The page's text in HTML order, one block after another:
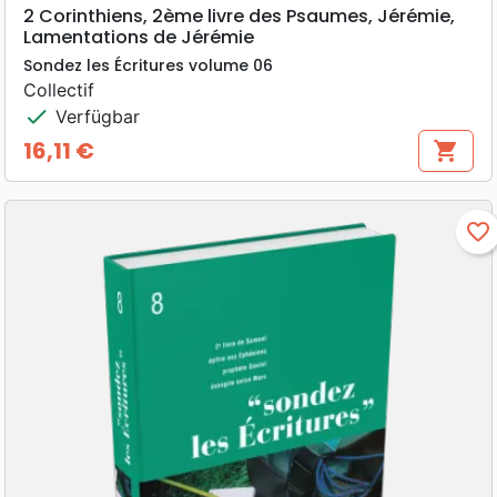
2 Corinthiens, 2ème livre des Psaumes, Jérémie,
Lamentations de Jérémie
Sondez les Écritures volume 06
Collectif
check Verfügbar
Preis
16,11 € shopping_cart
favorite_border